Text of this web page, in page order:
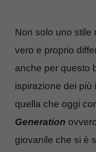
Non solo uno stile
vero e proprio
anche per questo
ispirazione dei più
quella che oggi
Generation
giovanile che si è